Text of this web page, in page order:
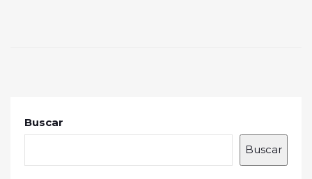
Buscar
Buscar